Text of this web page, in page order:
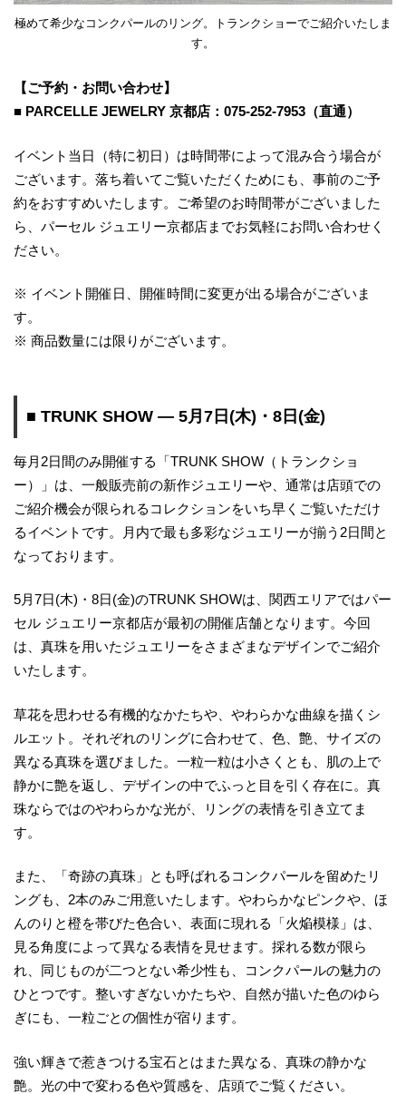
極めて希少なコンクパールのリング。トランクショーでご紹介いたしま
す。
【ご予約・お問い合わせ】
■ PARCELLE JEWELRY 京都店：075-252-7953（直通）
イベント当日（特に初日）は時間帯によって混み合う場合が
ございます。落ち着いてご覧いただくためにも、事前のご予
約をおすすめいたします。ご希望のお時間帯がございました
ら、パーセル ジュエリー京都店までお気軽にお問い合わせく
ださい。
※ イベント開催日、開催時間に変更が出る場合がございま
す。
※ 商品数量には限りがございます。
■ TRUNK SHOW ― 5月7日(木)・8日(金)
毎月2日間のみ開催する「TRUNK SHOW（トランクショ
ー）」は、一般販売前の新作ジュエリーや、通常は店頭での
ご紹介機会が限られるコレクションをいち早くご覧いただけ
るイベントです。月内で最も多彩なジュエリーが揃う2日間と
なっております。
5月7日(木)・8日(金)のTRUNK SHOWは、関西エリアではパー
セル ジュエリー京都店が最初の開催店舗となります。今回
は、真珠を用いたジュエリーをさまざまなデザインでご紹介
いたします。
草花を思わせる有機的なかたちや、やわらかな曲線を描くシ
ルエット。それぞれのリングに合わせて、色、艶、サイズの
異なる真珠を選びました。一粒一粒は小さくとも、肌の上で
静かに艶を返し、デザインの中でふっと目を引く存在に。真
珠ならではのやわらかな光が、リングの表情を引き立てま
す。
また、「奇跡の真珠」とも呼ばれるコンクパールを留めたリ
ングも、2本のみご用意いたします。やわらかなピンクや、ほ
んのりと橙を帯びた色合い、表面に現れる「火焔模様」は、
見る角度によって異なる表情を見せます。採れる数が限ら
れ、同じものが二つとない希少性も、コンクパールの魅力の
ひとつです。整いすぎないかたちや、自然が描いた色のゆら
ぎにも、一粒ごとの個性が宿ります。
強い輝きで惹きつける宝石とはまた異なる、真珠の静かな
艶。光の中で変わる色や質感を、店頭でご覧ください。